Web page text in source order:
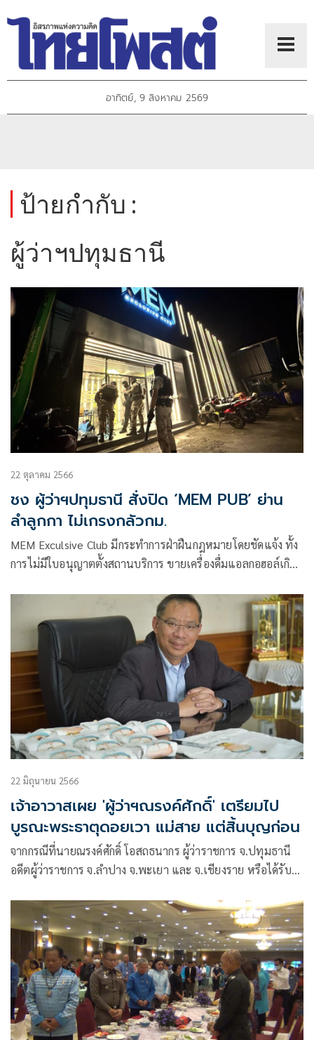
อาทิตย์, 9 สิงหาคม 2569
ป้ายกำกับ :
ผู้ว่าฯปทุมธานี
22 ตุลาคม 2566
ชง ผู้ว่าฯปทุมธานี สั่งปิด ‘MEM PUB’ ย่าน
ลำลูกกา ไม่เกรงกลัวกม.
MEM Exculsive Club มีกระทำการฝ่าฝืนกฎหมายโดยชัดแจ้ง ทั้ง
การไม่มีใบอนุญาตตั้งสถานบริการ ขายเครื่องดื่มแอลกอฮอล์เกิน
22 มิถุนายน 2566
เจ้าอาวาสเผย 'ผู้ว่าฯณรงค์ศักดิ์' เตรียมไป
บูรณะพระธาตุดอยเวา แม่สาย แต่สิ้นบุญก่อน
จากกรณีที่นายณรงค์ศักดิ์ โอสถธนากร ผู้ว่าราชการ จ.ปทุมธานี
อดีตผู้ว่าราชการ จ.ลำปาง จ.พะเยา และ จ.เชียงราย หรือได้รับ
มิ.ย.ที่ผ่านมานั้น